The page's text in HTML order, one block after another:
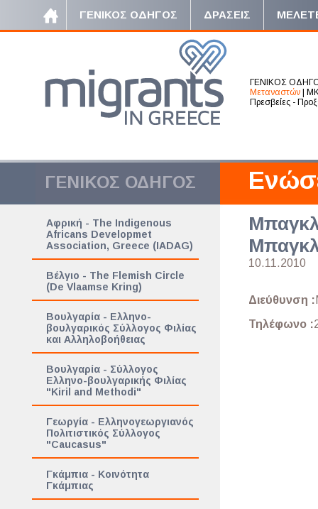
ΓΕΝΙΚΟΣ ΟΔΗΓΟΣ ΔΡΑΣΕΙΣ
ΓΕΝΙΚΟΣ
Μεταναστών
Πρεσβείες -
ΓΕΝΙΚΟΣ ΟΔΗΓΟΣ
Αφρική - The Indigenous
Africans Developmet
Association, Greece (IADAG)
Βέλγιο - The Flemish Circle
(De Vlaamse Kring)
Βουλγαρία - Ελληνο-
βουλγαρικός Σύλλογος Φιλίας
και Αλληλοβοήθειας
Βουλγαρία - Σύλλογος
Ελληνο-βουλγαρικής Φιλίας
"Kiril and Methodi"
Γεωργία - Ελληνογεωργιανός
Πολιτιστικός Σύλλογος
"Caucasus"
Γκάμπια - Κοινότητα
Γκάμπιας
10.11.2010
Διεύθυνση :
Τηλέφωνο :